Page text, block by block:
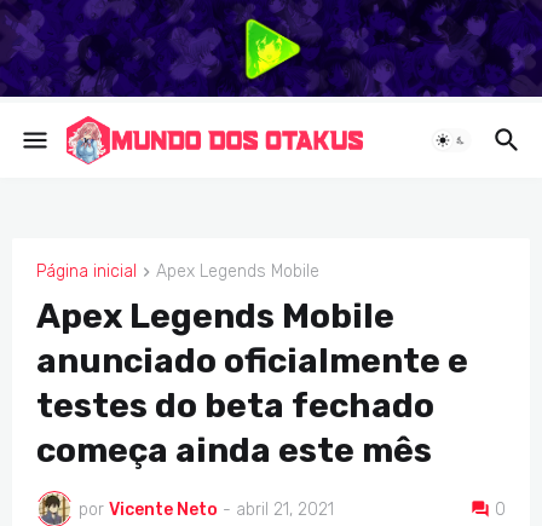
Página inicial Apex Legends Mobile
APEX LEGENDS MOBILE
Apex Legends Mobile
anunciado oficialmente e
testes do beta fechado
começa ainda este mês
por Vicente Neto - abril 21, 2021 0